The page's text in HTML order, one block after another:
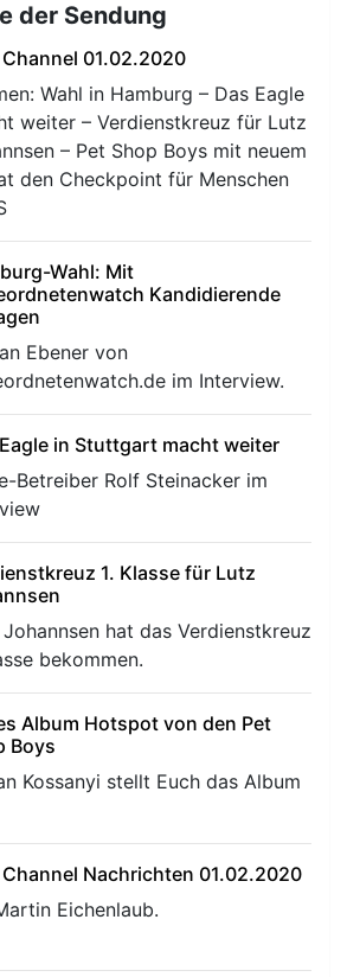
der Sendung
01.02.2020
Wahl in Hamburg – Das Eagle
weiter – Verdienstkreuz für Lutz
– Pet Shop Boys mit neuem
den Checkpoint für Menschen
Wahl: Mit
Kandidierende
Ebener von
im Interview.
in Stuttgart macht weiter
Betreiber Rolf Steinacker im
1. Klasse für Lutz
hat das Verdienstkreuz
bekommen.
Album Hotspot von den Pet
Boys
Kossanyi stellt Euch das Album
Channel Nachrichten 01.02.2020
Eichenlaub.